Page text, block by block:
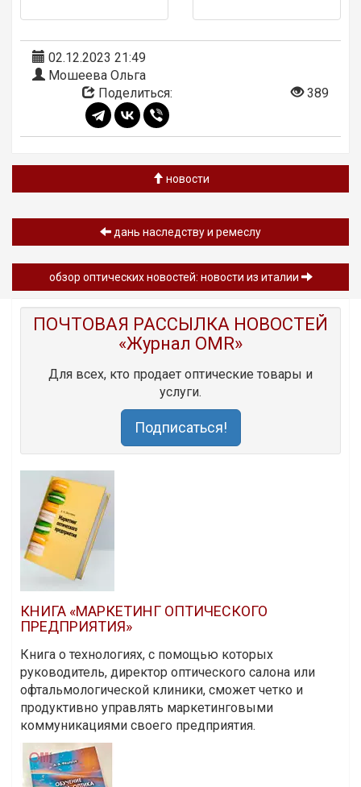
02.12.2023 21:49
Мошеева Ольга
Поделиться:
389
новости
дань наследству и ремеслу
обзор оптических новостей: новости из италии
ПОЧТОВАЯ РАССЫЛКА НОВОСТЕЙ
«Журнал OMR»
Для всех, кто продает оптические товары и
услуги.
Подписаться!
КНИГА «МАРКЕТИНГ ОПТИЧЕСКОГО
ПРЕДПРИЯТИЯ»
Книга о технологиях, с помощью которых
руководитель, директор оптического салона или
офтальмологической клиники, сможет четко и
продуктивно управлять маркетинговыми
коммуникациями своего предприятия.